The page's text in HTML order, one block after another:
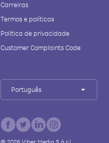
Carreiras
Termos e políticas
Política de privacidade
Customer Complaints Code
Português